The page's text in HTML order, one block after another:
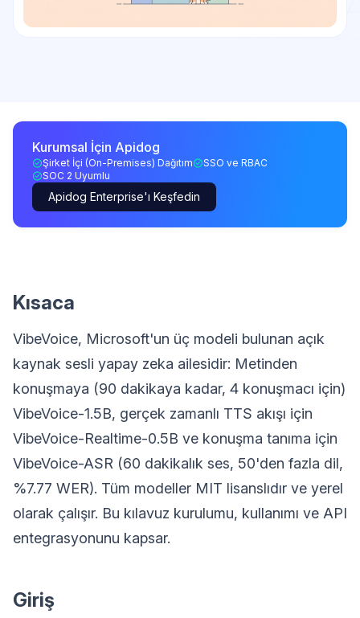
Kurumsal İçin Apidog
Şirket İçi (On-Premises) Dağıtım
SSO ve RBAC
SOC 2 Uyumlu
Apidog Enterprise'ı Keşfedin
Kısaca
VibeVoice, Microsoft'un üç modeli bulunan açık
kaynak sesli yapay zeka ailesidir: Metinden
konuşmaya (90 dakikaya kadar, 4 konuşmacı için)
VibeVoice-1.5B, gerçek zamanlı TTS akışı için
VibeVoice-Realtime-0.5B ve konuşma tanıma için
VibeVoice-ASR (60 dakikalık ses, 50'den fazla dil,
%7.77 WER). Tüm modeller MIT lisanslıdır ve yerel
olarak çalışır. Bu kılavuz kurulumu, kullanımı ve API
entegrasyonunu kapsar.
Giriş